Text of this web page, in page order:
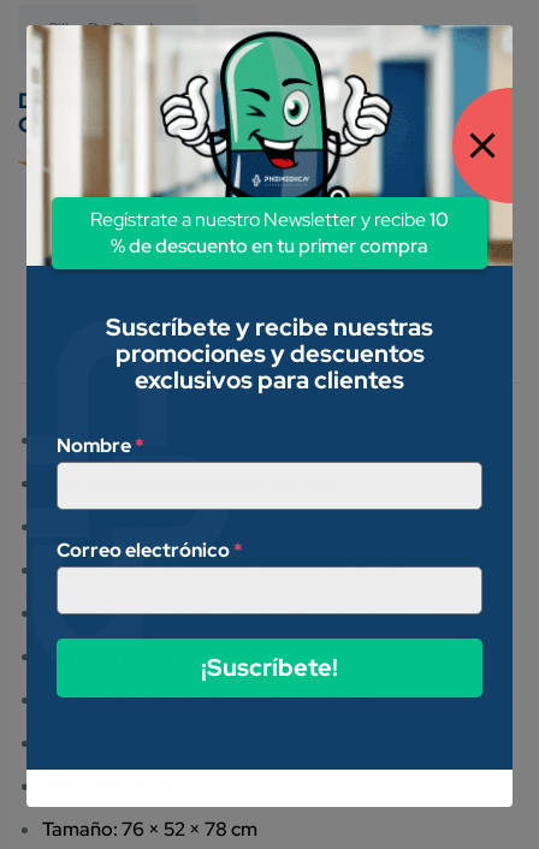
Sillas De Ruedas
Conoce nuestros métodos de pago:
Valoraciones (0)
Velocidad máxima: ≤6 km/h
Rendimiento de frenado horizontal: ≤1.5 m
Frenado máximo seguro en pendientes: ≤3.6 m (6º)
Potencia motor: 210W x 2
Ancho de la ranura transversal: 100 mm
Tamaño: 76 × 52 × 78 cm
Suscríbete y recibe nuestras
promociones y descuentos
exclusivos para clientes
Nombre*
Correo electrónico*
¡Suscríbete!
Regístrate a nuestro Newsletter y recibe10
% de descuento en tu primer compra